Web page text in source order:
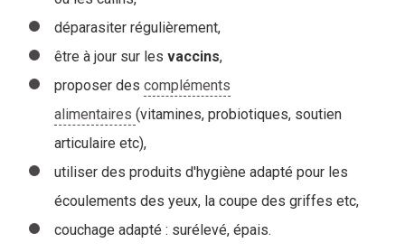
déparasiter régulièrement,
être à jour sur les vaccins,
proposer des compléments
alimentaires (vitamines, probiotiques, soutien
articulaire etc),
utiliser des produits d'hygiène adapté pour les
écoulements des yeux, la coupe des griffes etc,
couchage adapté : surélevé, épais.